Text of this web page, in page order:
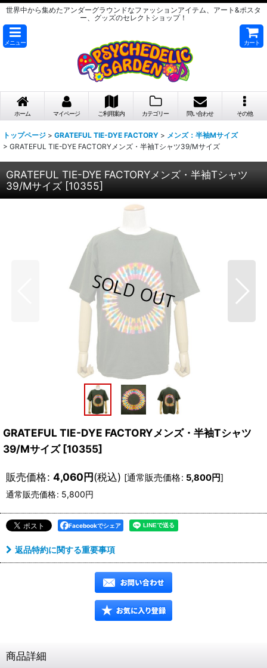
世界中から集めたアンダーグラウンドなファッションアイテム、アート&ポスタ
ー、グッズのセレクトショップ！
メニュー カート
ホーム マイページ ご利用案内 カテゴリー 問い合わせ その他
トップページ > GRATEFUL TIE-DYE FACTORY > メンズ：半袖Mサイズ
> GRATEFUL TIE-DYE FACTORYメンズ・半袖Tシャツ39/Mサイズ
GRATEFUL TIE-DYE FACTORYメンズ・半袖Tシャツ
39/Mサイズ [10355]
GRATEFUL TIE-DYE FACTORYメンズ・半袖Tシャツ
39/Mサイズ [10355]
販売価格: 4,060円(税込) [通常販売価格: 5,800円]
通常販売価格: 5,800円
Facebookでシェア
返品特約に関する重要事項
商品詳細